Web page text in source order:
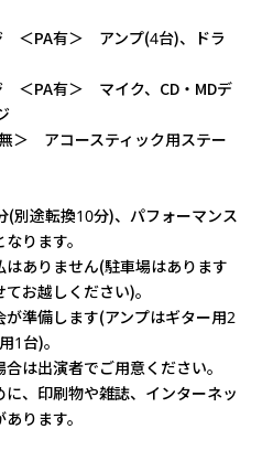
＜PA有＞ アンプ(4台)、ドラ
＜PA有＞ マイク、CD・MDデ
＞ アコースティック用ステー
別途転換10分)、パフォーマンス
ります。
ありません(駐車場はあります
お越しください)。
準備します(アンプはギター用2
1台)。
は出演者でご用意ください。
、印刷物や雑誌、インターネッ
ります。